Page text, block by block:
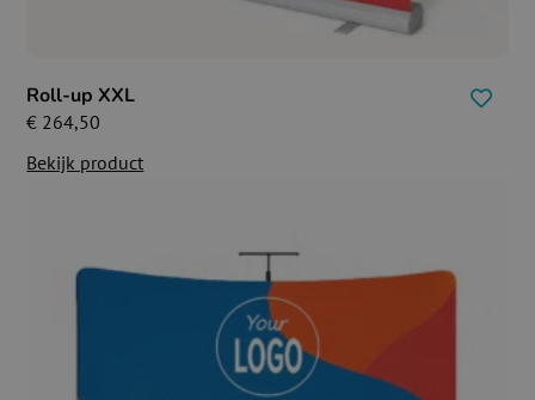
Roll-up XXL
€ 264,50
Bekijk product